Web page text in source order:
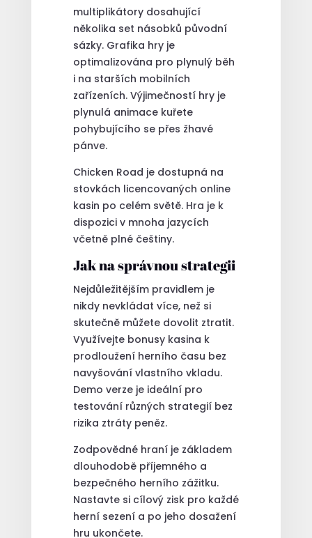
multiplikátory dosahující
několika set násobků původní
sázky. Grafika hry je
optimalizována pro plynulý běh
i na starších mobilních
zařízeních. Výjimečností hry je
plynulá animace kuřete
pohybujícího se přes žhavé
pánve.
Chicken Road je dostupná na
stovkách licencovaných online
kasin po celém světě. Hra je k
dispozici v mnoha jazycích
včetně plné češtiny.
Jak na správnou strategii
Nejdůležitějším pravidlem je
nikdy nevkládat více, než si
skutečně můžete dovolit ztratit.
Využívejte bonusy kasina k
prodloužení herního času bez
navyšování vlastního vkladu.
Demo verze je ideální pro
testování různých strategií bez
rizika ztráty peněz.
Zodpovědné hraní je základem
dlouhodobě příjemného a
bezpečného herního zážitku.
Nastavte si cílový zisk pro každé
herní sezení a po jeho dosažení
hru ukončete.